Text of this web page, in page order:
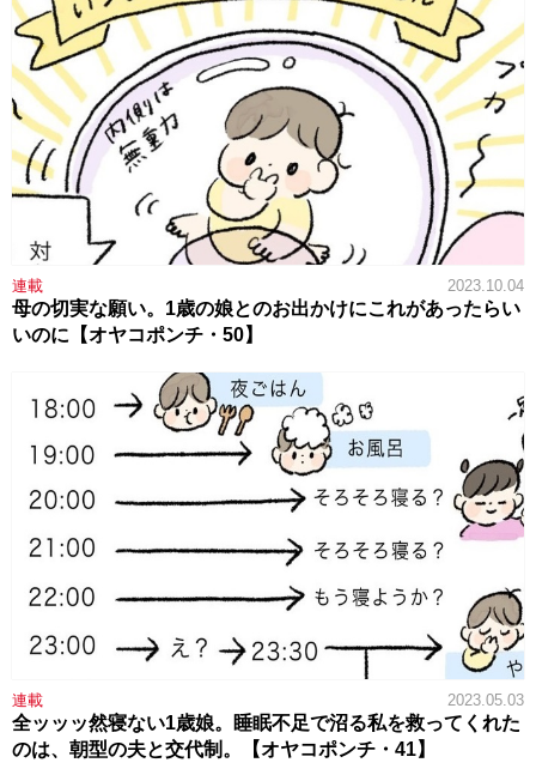
連載 2023.10.04
母の切実な願い。1歳の娘とのお出かけにこれがあったらい
いのに【オヤコポンチ・50】
連載 2023.05.03
全ッッッ然寝ない1歳娘。睡眠不足で沼る私を救ってくれた
のは、朝型の夫と交代制。【オヤコポンチ・41】